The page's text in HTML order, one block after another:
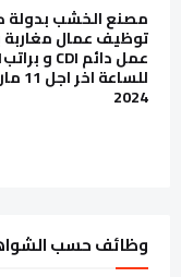
مصنع الخشب بدولة
توظيف عمال
للساعة
2024
وظائف حسب